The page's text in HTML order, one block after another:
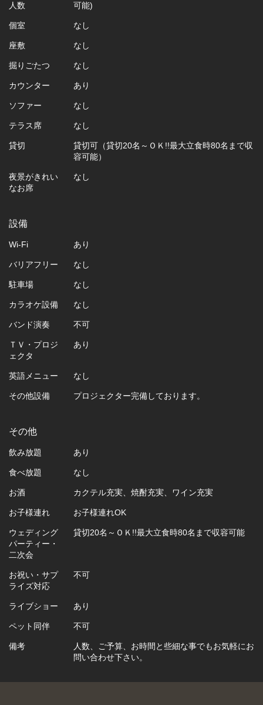
人数
可能)
個室 なし
座敷 なし
掘りごたつ なし
カウンター あり
ソファー なし
テラス席 なし
貸切
貸切可（貸切20名～ＯＫ!!最大立食時80名まで収
容可能）
夜景がきれい
なお席
なし
設備
Wi-Fi あり
バリアフリー なし
駐車場 なし
カラオケ設備 なし
バンド演奏 不可
ＴＶ・プロジ
ェクタ
あり
英語メニュー なし
その他設備 プロジェクター完備しております。
その他
飲み放題 あり
食べ放題 なし
お酒 カクテル充実、焼酎充実、ワイン充実
お子様連れ お子様連れOK
ウェディング
パーティー・
二次会
貸切20名～ＯＫ!!最大立食時80名まで収容可能
お祝い・サプ
ライズ対応
不可
ライブショー あり
ペット同伴 不可
備考
人数、ご予算、お時間と些細な事でもお気軽にお
問い合わせ下さい。